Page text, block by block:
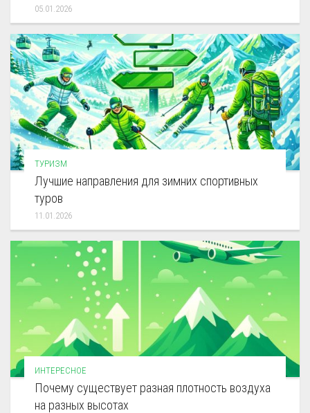
05.01.2026
ТУРИЗМ
Лучшие направления для зимних спортивных
туров
11.01.2026
ИНТЕРЕСНОЕ
Почему существует разная плотность воздуха
на разных высотах